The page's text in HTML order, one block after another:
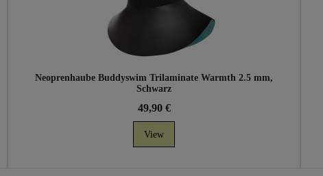
Neoprenhaube Buddyswim Trilaminate Warmth 2.5 mm,
Schwarz
49,90 €
View